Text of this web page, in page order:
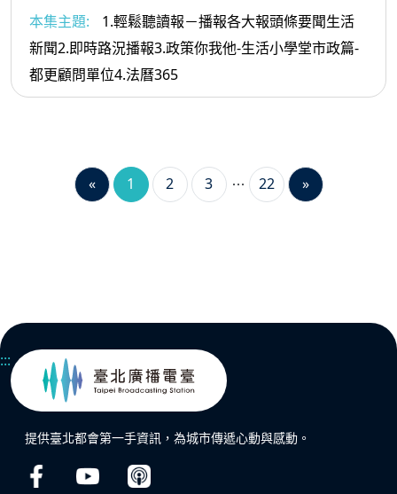
本集主題:
1.輕鬆聽讀報－播報各大報頭條要聞生活
新聞2.即時路況播報3.政策你我他-生活小學堂市政篇-
都更顧問單位4.法曆365
« 1 2 3 22 »
:::
提供臺北都會第一手資訊，為城市傳遞心動與感動。